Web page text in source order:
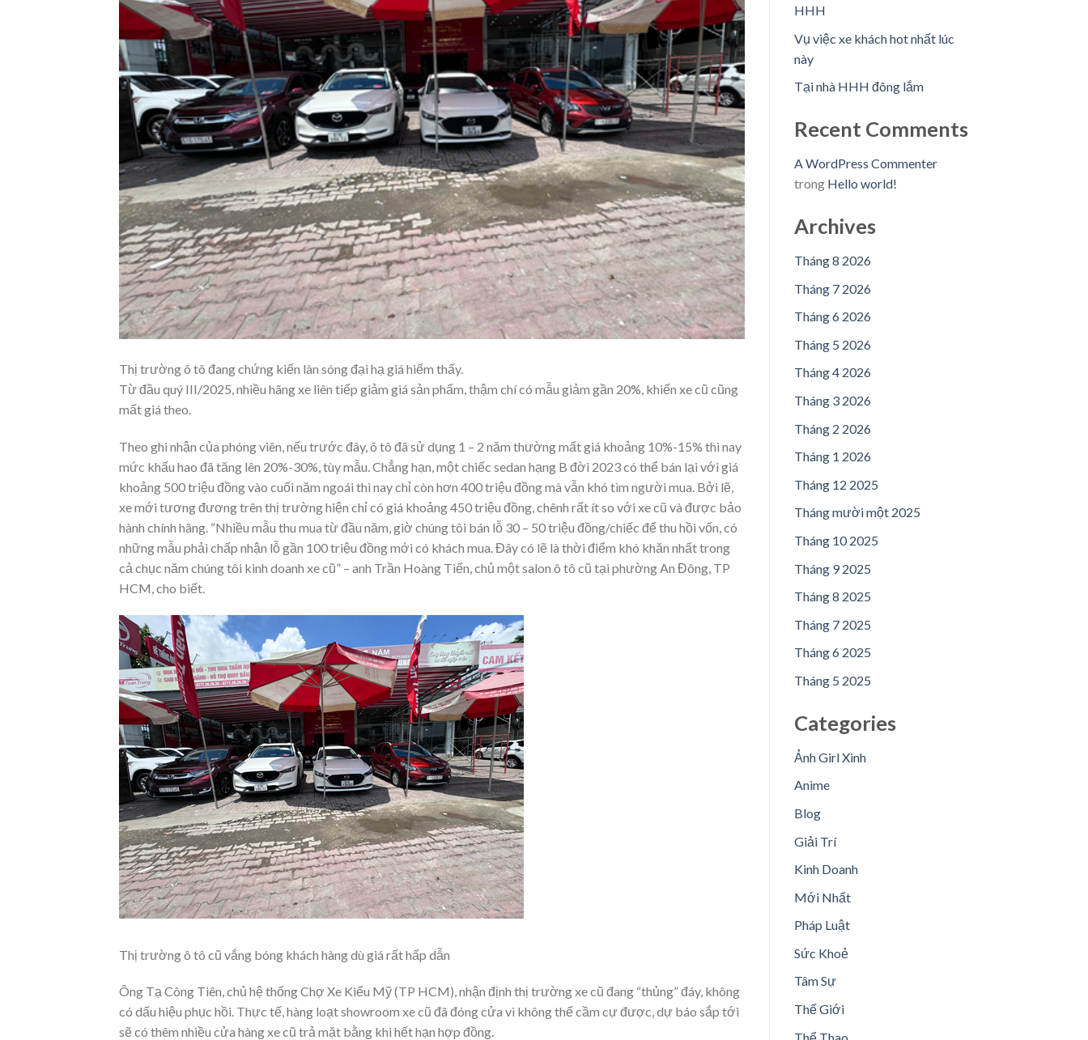
Thị trường ô tô đang chứng kiến làn sóng đại hạ giá hiếm thấy.
Từ đầu quý III/2025, nhiều hãng xe liên tiếp giảm giá sản phẩm, thậm chí có mẫu giảm gần 20%, khiến xe cũ cũng
mất giá theo.
Theo ghi nhận của phóng viên, nếu trước đây, ô tô đã sử dụng 1 – 2 năm thường mất giá khoảng 10%-15% thì nay
mức khấu hao đã tăng lên 20%-30%, tùy mẫu. Chẳng hạn, một chiếc sedan hạng B đời 2023 có thể bán lại với giá
khoảng 500 triệu đồng vào cuối năm ngoái thì nay chỉ còn hơn 400 triệu đồng mà vẫn khó tìm người mua. Bởi lẽ,
xe mới tương đương trên thị trường hiện chỉ có giá khoảng 450 triệu đồng, chênh rất ít so với xe cũ và được bảo
hành chính hãng. “Nhiều mẫu thu mua từ đầu năm, giờ chúng tôi bán lỗ 30 – 50 triệu đồng/chiếc để thu hồi vốn, có
những mẫu phải chấp nhận lỗ gần 100 triệu đồng mới có khách mua. Đây có lẽ là thời điểm khó khăn nhất trong
cả chục năm chúng tôi kinh doanh xe cũ” – anh Trần Hoàng Tiến, chủ một salon ô tô cũ tại phường An Đông, TP
HCM, cho biết.
Thị trường ô tô cũ vắng bóng khách hàng dù giá rất hấp dẫn
Ông Tạ Công Tiên, chủ hệ thống Chợ Xe Kiểu Mỹ (TP HCM), nhận định thị trường xe cũ đang “thủng” đáy, không
có dấu hiệu phục hồi. Thực tế, hàng loạt showroom xe cũ đã đóng cửa vì không thể cầm cự được, dự báo sắp tới
sẽ có thêm nhiều cửa hàng xe cũ trả mặt bằng khi hết hạn hợp đồng.
HHH
Vụ việc xe khách hot nhất lúc
này
Tại nhà HHH đông lắm
Recent Comments
A WordPress Commenter
trong Hello world!
Archives
Tháng 8 2026
Tháng 7 2026
Tháng 6 2026
Tháng 5 2026
Tháng 4 2026
Tháng 3 2026
Tháng 2 2026
Tháng 1 2026
Tháng 12 2025
Tháng mười một 2025
Tháng 10 2025
Tháng 9 2025
Tháng 8 2025
Tháng 7 2025
Tháng 6 2025
Tháng 5 2025
Categories
Ảnh Girl Xinh
Anime
Blog
Giải Trí
Kinh Doanh
Mới Nhất
Pháp Luật
Sức Khoẻ
Tâm Sự
Thế Giới
Thể Thao